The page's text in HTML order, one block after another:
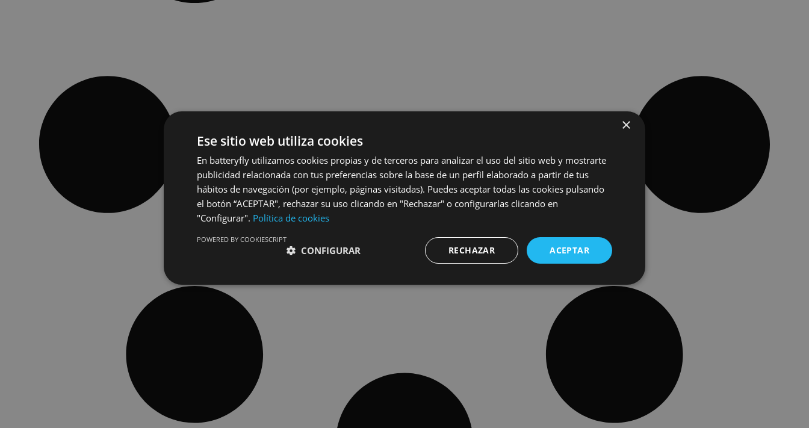
×
Ese sitio web utiliza cookies
En batteryfly utilizamos cookies propias y de terceros para analizar el uso del sitio web y mostrarte
publicidad relacionada con tus preferencias sobre la base de un perfil elaborado a partir de tus
hábitos de navegación (por ejemplo, páginas visitadas). Puedes aceptar todas las cookies pulsando
el botón “ACEPTAR", rechazar su uso clicando en "Rechazar" o configurarlas clicando en
"Configurar". Política de cookies
ACEPTAR
RECHAZAR
CONFIGURAR
POWERED BY COOKIESCRIPT